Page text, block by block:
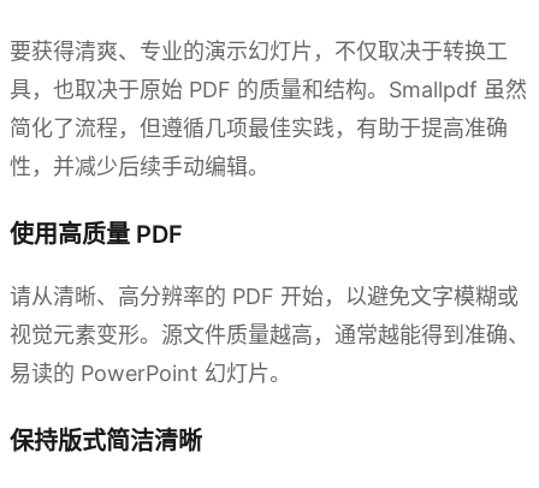
要获得清爽、专业的演示幻灯片，不仅取决于转换工
具，也取决于原始 PDF 的质量和结构。Smallpdf 虽然
简化了流程，但遵循几项最佳实践，有助于提高准确
性，并减少后续手动编辑。
使用高质量 PDF
请从清晰、高分辨率的 PDF 开始，以避免文字模糊或
视觉元素变形。源文件质量越高，通常越能得到准确、
易读的 PowerPoint 幻灯片。
保持版式简洁清晰